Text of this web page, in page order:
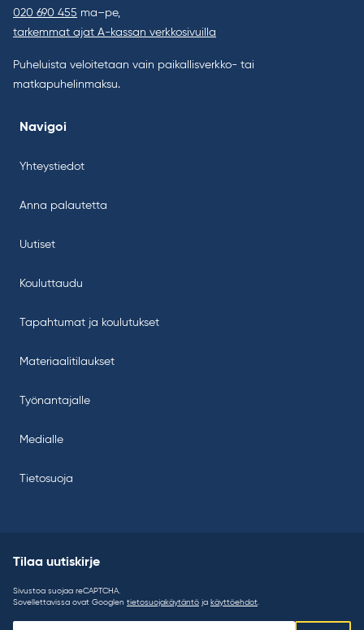
020 690 455 ma–pe,
tarkemmat ajat A-kassan verkkosivuilla
Puheluista veloitetaan vain paikallisverkko- tai
matkapuhelinmaksu.
Navigoi
Yhteystiedot
Anna palautetta
Uutiset
Kouluttaudu
Tapahtumat ja koulutukset
Materiaalitilaukset
Työnantajalle
Medialle
Tietosuoja
Tilaa uutiskirje
Sivustoa suojaa reCAPTCHA.
Sovellettavissa ovat Googlen tietosuojakäytäntö ja käyttöehdot